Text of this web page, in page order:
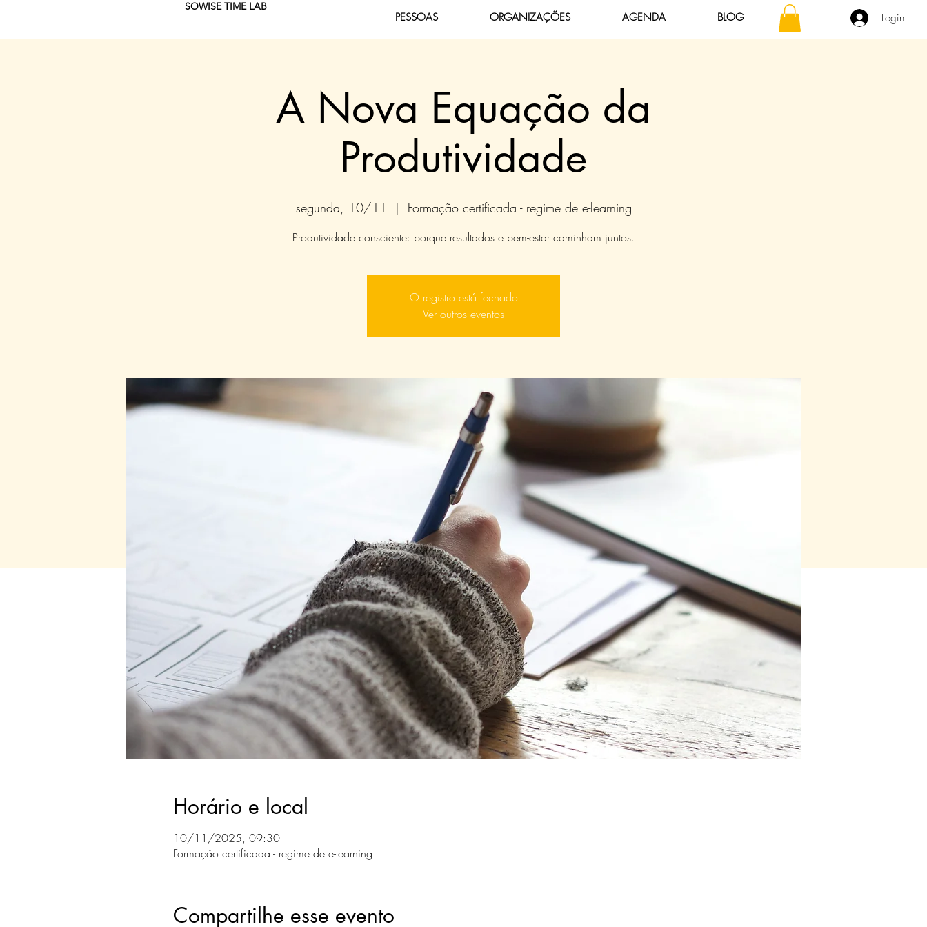
SOWISE TIME LAB
PESSOAS ORGANIZAÇÕES AGENDA BLOG Login
A Nova Equação da
Produtividade
segunda, 10/11
  |
Formação certificada - regime de e-learning
Produtividade consciente: porque resultados e bem-estar caminham juntos.
O registro está fechado
Ver outros eventos
Horário e local
10/11/2025, 09:30
Formação certificada - regime de e-learning
Compartilhe esse evento